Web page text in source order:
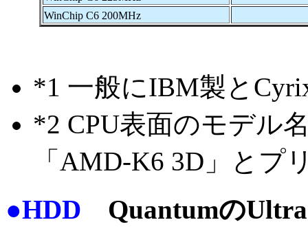
WinChip C6 200MHz
*1 一般にIBM製と
*2 CPU表面のモデル
「AMD-K6 3D」とプ
●HDD Quantumの